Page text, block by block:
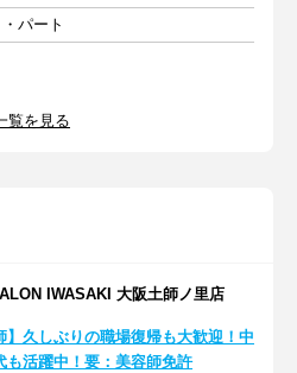
パート
覧を見る
IWASAKI 大阪土師ノ里店
】久しぶりの職場復帰も大歓迎！中
も活躍中！要：美容師免許